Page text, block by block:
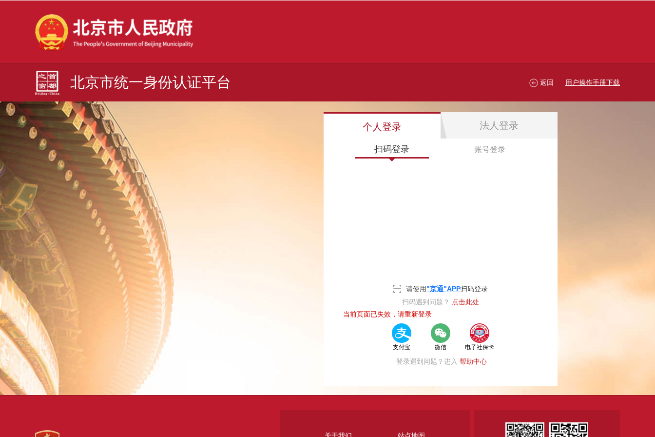
北京市统一身份认证平台 返回 用户操作手册下载
个人登录 法人登录
扫码登录 账号登录
扫码登录 账号登录
请使用"京通"APP扫码登录
扫码遇到问题？ 点击此处
当前页面已失效，请重新登录
登录
支付宝 微信 电子社保卡
登录遇到问题？进入 帮助中心